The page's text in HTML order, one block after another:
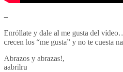
–
Enróllate y dale al me gusta del
crecen los “me gusta” y no te cuesta
Abrazos y abrazas!,
aabrilru